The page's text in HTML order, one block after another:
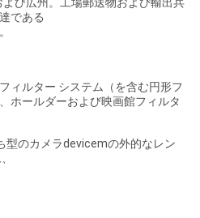
である
ィルター システム（を含む円形フ
ホールダーおよび映画館フィルタ
型のカメラdevicemの外的なレン